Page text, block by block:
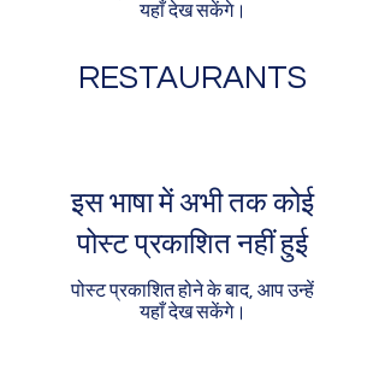
यहाँ देख सकेंगे।
RESTAURANTS
इस भाषा में अभी तक कोई
पोस्ट प्रकाशित नहीं हुई
पोस्ट प्रकाशित होने के बाद, आप उन्हें
यहाँ देख सकेंगे।